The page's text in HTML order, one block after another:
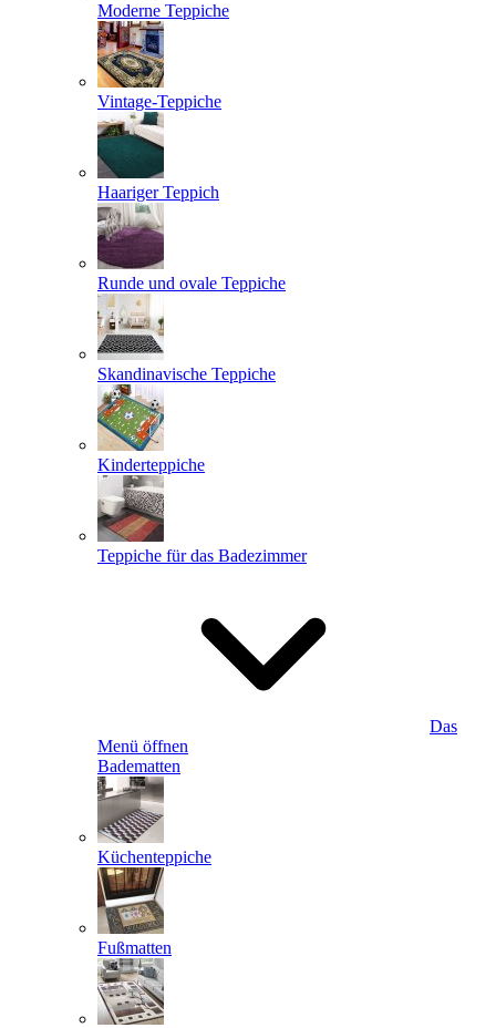
Moderne Teppiche
Vintage-Teppiche
Haariger Teppich
Runde und ovale Teppiche
Skandinavische Teppiche
Kinderteppiche
Teppiche für das Badezimmer
Das
Menü öffnen
Badematten
Küchenteppiche
Fußmatten